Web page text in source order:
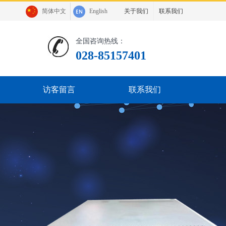
关于我们 联系我们
简体中文 English
全国咨询热线：
028-85157401
访客留言 联系我们